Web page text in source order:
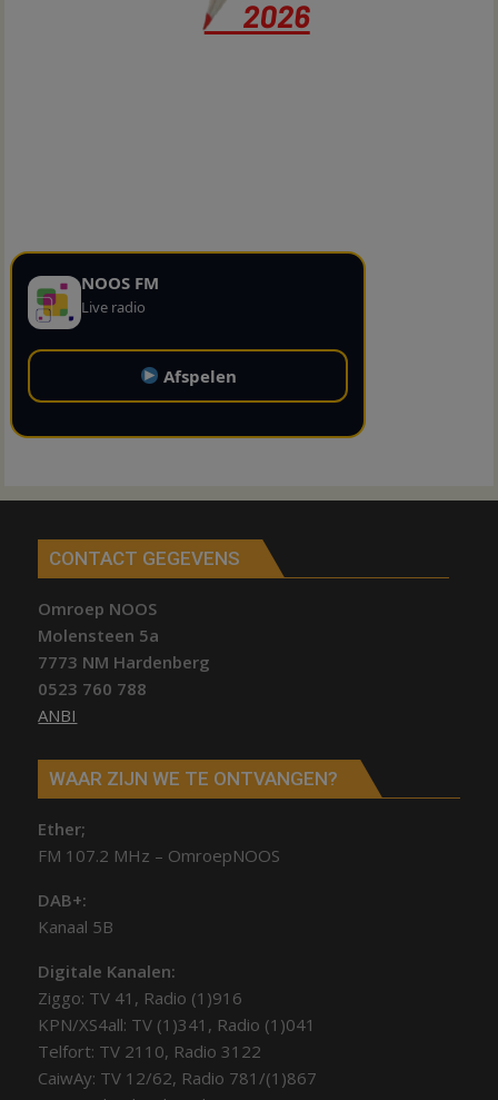
NOOS FM
Live radio
Afspelen
CONTACT GEGEVENS
Omroep NOOS
Molensteen 5a
7773 NM Hardenberg
0523 760 788
ANBI
WAAR ZIJN WE TE ONTVANGEN?
Ether;
FM 107.2 MHz – OmroepNOOS
DAB+:
Kanaal 5B
Digitale Kanalen:
Ziggo: TV 41, Radio (1)916
KPN/XS4all: TV (1)341, Radio (1)041
Telfort: TV 2110, Radio 3122
CaiwAy: TV 12/62, Radio 781/(1)867